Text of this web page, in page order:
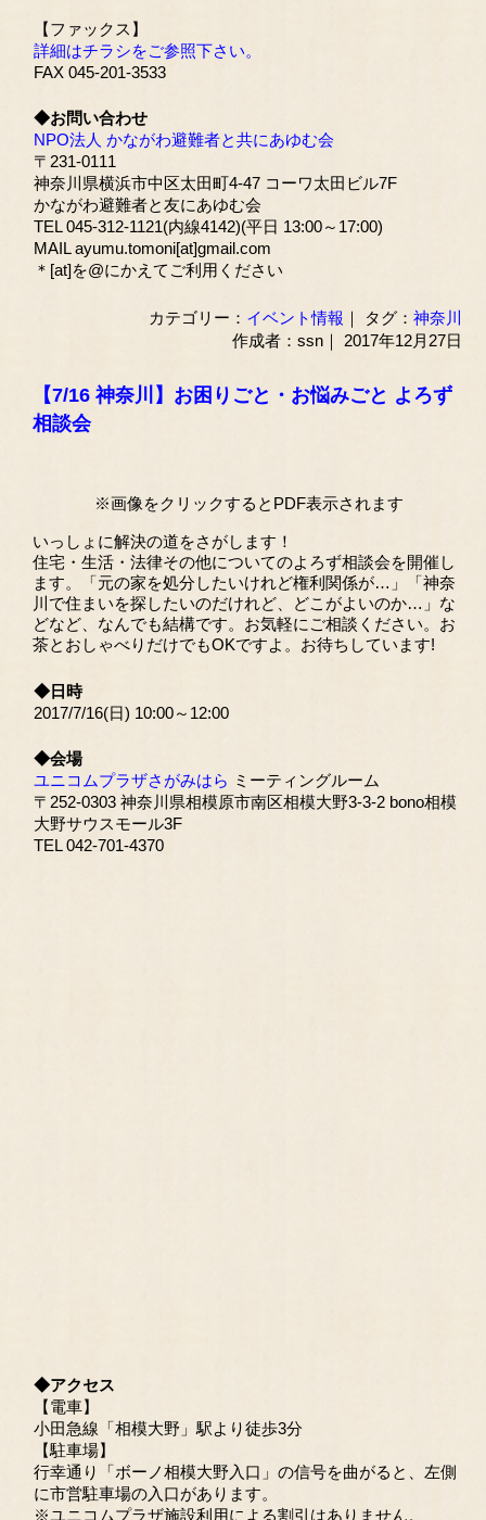
【ファックス】
詳細はチラシをご参照下さい。
FAX 045-201-3533
◆お問い合わせ
NPO法人 かながわ避難者と共にあゆむ会
〒231-0111
神奈川県横浜市中区太田町4-47 コーワ太田ビル7F
かながわ避難者と友にあゆむ会
TEL 045-312-1121(内線4142)(平日 13:00～17:00)
MAIL ayumu.tomoni[at]gmail.com
＊[at]を@にかえてご利用ください
カテゴリー： イベント情報 ｜ タグ：神奈川
作成者：ssn｜ 2017年12月27日
【7/16 神奈川】お困りごと・お悩みごと よろず
相談会
※画像をクリックするとPDF表示されます
いっしょに解決の道をさがします！
住宅・生活・法律その他についてのよろず相談会を開催し
ます。「元の家を処分したいけれど権利関係が…」「神奈
川で住まいを探したいのだけれど、どこがよいのか…」な
どなど、なんでも結構です。お気軽にご相談ください。お
茶とおしゃべりだけでもOKですよ。お待ちしています!
◆日時
2017/7/16(日) 10:00～12:00
◆会場
ユニコムプラザさがみはら ミーティングルーム
〒252-0303 神奈川県相模原市南区相模大野3-3-2 bono相模
大野サウスモール3F
TEL 042-701-4370
◆アクセス
【電車】
小田急線「相模大野」駅より徒歩3分
【駐車場】
行幸通り「ボーノ相模大野入口」の信号を曲がると、左側
に市営駐車場の入口があります。
※ユニコムプラザ施設利用による割引はありません。